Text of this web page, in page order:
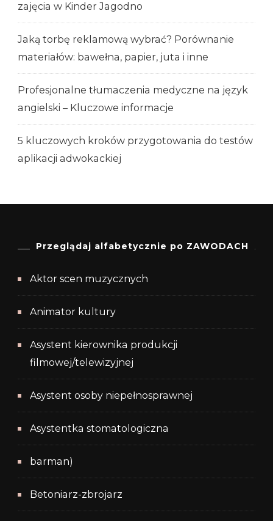
zajęcia w Kinder Jagodno
Jaką torbę reklamową wybrać? Porównanie
materiałów: bawełna, papier, juta i inne
Profesjonalne tłumaczenia medyczne na język
angielski – Kluczowe informacje
5 kluczowych kroków przygotowania do testów
aplikacji adwokackiej
Przeglądaj alfabetycznie po ZAWODACH
Aktor scen muzycznych
Animator kultury
Asystent kierownika produkcji
filmowej/telewizyjnej
Asystent osoby niepełnosprawnej
Asystentka stomatologiczna
barman)
Betoniarz-zbrojarz